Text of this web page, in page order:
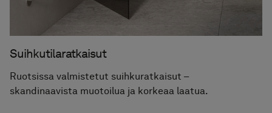
Suihkutilaratkaisut
Ruotsissa valmistetut suihkuratkaisut –
skandinaavista muotoilua ja korkeaa laatua.